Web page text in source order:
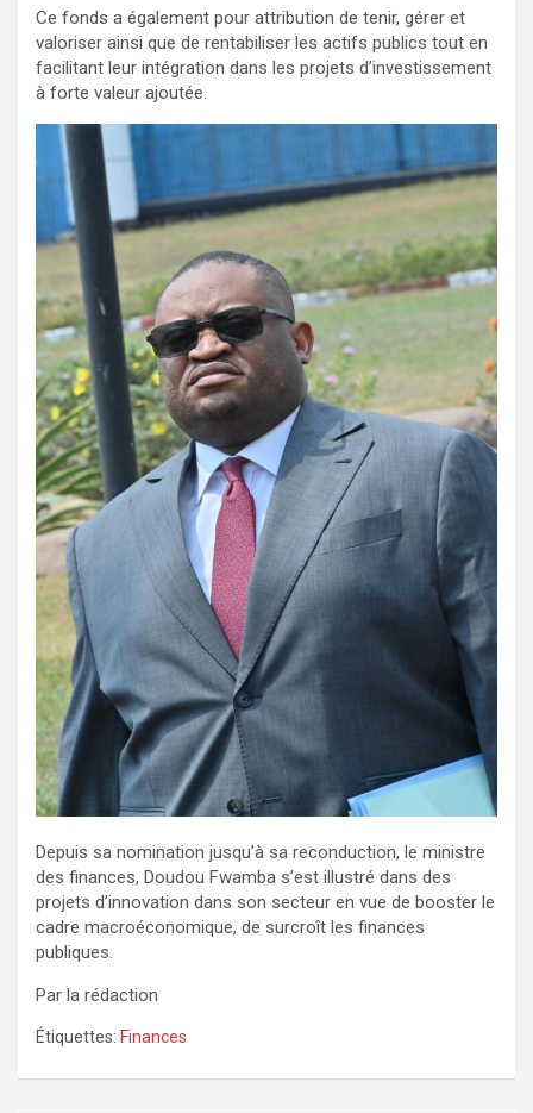
Ce fonds a également pour attribution de tenir, gérer et
valoriser ainsi que de rentabiliser les actifs publics tout en
facilitant leur intégration dans les projets d’investissement
à forte valeur ajoutée.
Depuis sa nomination jusqu’à sa reconduction, le ministre
des finances, Doudou Fwamba s’est illustré dans des
projets d’innovation dans son secteur en vue de booster le
cadre macroéconomique, de surcroît les finances
publiques.
Par la rédaction
Étiquettes: Finances